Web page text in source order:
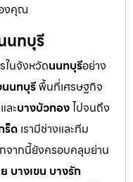
งคุณ
นทบุรี
ในจังหวัดนนทบุรีอย่าง
นนทบุรีพื้นที่เศรษฐกิจ
และบางบัวทองไปจนถึง
ร็ดเรามีช่างและทีม
จากนี้ยังครอบคลุมย่าน
บางเขน บางรัก